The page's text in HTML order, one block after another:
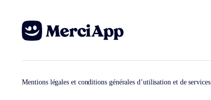
Mentions légales et conditions générales d’utilisation et de services